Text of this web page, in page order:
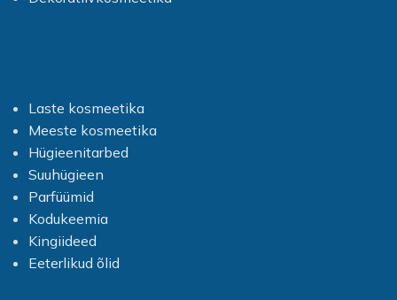
Laste kosmeetika
Meeste kosmeetika
Hügieenitarbed
Suuhügieen
Parfüümid
Kodukeemia
Kingiideed
Eeterlikud õlid